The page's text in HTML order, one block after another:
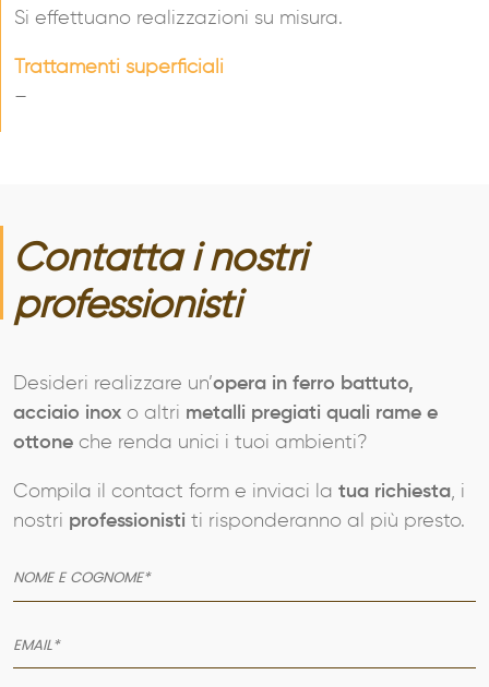
Si effettuano realizzazioni su misura.
Trattamenti superficiali
–
Contatta i nostri
professionisti
Desideri realizzare un’opera in ferro battuto,
acciaio inox o altri metalli pregiati quali rame e
ottone che renda unici i tuoi ambienti?
Compila il contact form e inviaci la tua richiesta, i
nostri professionisti ti risponderanno al più presto.